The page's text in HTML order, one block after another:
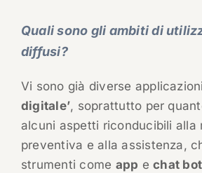
Quali sono gli ambiti di
diffusi?
Vi sono già diverse
digitale’, soprattutto per
alcuni aspetti riconducibili alla
preventiva e alla assistenza,
strumenti come app echat bot